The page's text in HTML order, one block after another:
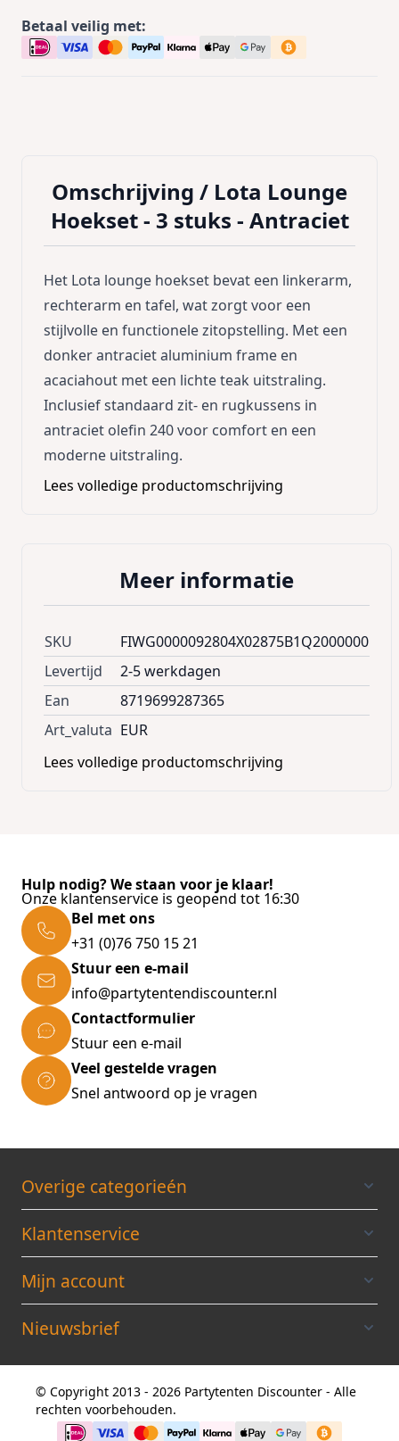
Betaal veilig met:
Omschrijving / Lota Lounge
Hoekset - 3 stuks - Antraciet
Het Lota lounge hoekset bevat een linkerarm,
rechterarm en tafel, wat zorgt voor een
stijlvolle en functionele zitopstelling. Met een
donker antraciet aluminium frame en
acaciahout met een lichte teak uitstraling.
Inclusief standaard zit- en rugkussens in
antraciet olefin 240 voor comfort en een
moderne uitstraling.
Lees volledige productomschrijving
Meer informatie
SKU
FIWG0000092804X02875B1Q2000000
Levertijd
2-5 werkdagen
Ean
8719699287365
Art_valuta EUR
Lees volledige productomschrijving
Hulp nodig? We staan voor je klaar!
Onze klantenservice is geopend tot 16:30
Bel met ons
+31 (0)76 750 15 21
Stuur een e-mail
info@partytentendiscounter.nl
Contactformulier
Stuur een e-mail
Veel gestelde vragen
Snel antwoord op je vragen
Overige categorieén
Klantenservice
Mijn account
Nieuwsbrief
© Copyright 2013 - 2026 Partytenten Discounter - Alle
rechten voorbehouden.